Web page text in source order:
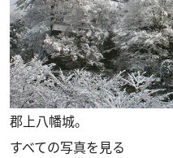
郡上八幡城。
すべての写真を見る